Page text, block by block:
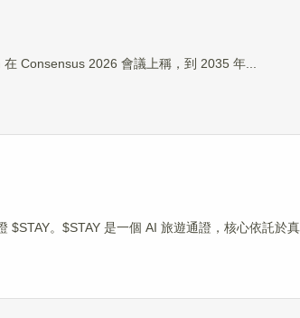
Consensus 2026 會議上稱，到 2035 年...
。$STAY 是一個 AI 旅遊通證，核心依託於